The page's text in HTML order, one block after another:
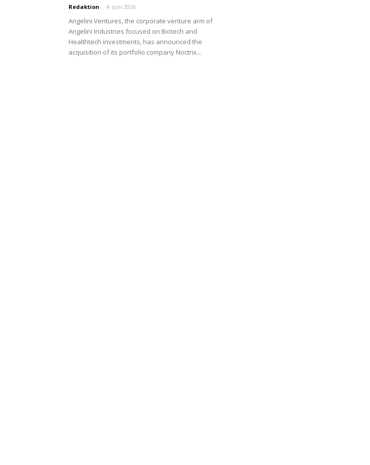
Redaktion - 4. Juni 2026
Angelini Ventures, the corporate venture arm of
Angelini Industries focused on Biotech and
Healthtech investments, has announced the
acquisition of its portfolio company Noctrix...